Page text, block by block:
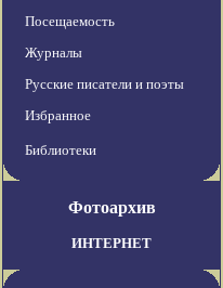
Посещаемость
Журналы
Русские писатели и поэты
Избранное
Библиотеки
Фотоархив
ИНТЕРНЕТ